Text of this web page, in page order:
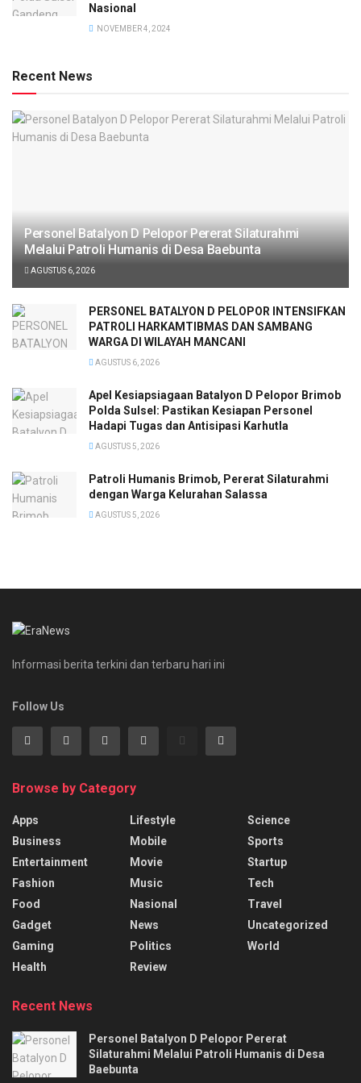
Nasional
NOVEMBER 4, 2024
Recent News
Personel Batalyon D Pelopor Pererat Silaturahmi
Melalui Patroli Humanis di Desa Baebunta
AGUSTUS 6, 2026
PERSONEL BATALYON D PELOPOR INTENSIFKAN
PATROLI HARKAMTIBMAS DAN SAMBANG
WARGA DI WILAYAH MANCANI
AGUSTUS 6, 2026
Apel Kesiapsiagaan Batalyon D Pelopor Brimob
Polda Sulsel: Pastikan Kesiapan Personel
Hadapi Tugas dan Antisipasi Karhutla
AGUSTUS 5, 2026
Patroli Humanis Brimob, Pererat Silaturahmi
dengan Warga Kelurahan Salassa
AGUSTUS 5, 2026
Informasi berita terkini dan terbaru hari ini
Follow Us
Browse by Category
Apps
Business
Entertainment
Fashion
Food
Gadget
Gaming
Health
Lifestyle
Mobile
Movie
Music
Nasional
News
Politics
Review
Science
Sports
Startup
Tech
Travel
Uncategorized
World
Recent News
Personel Batalyon D Pelopor Pererat
Silaturahmi Melalui Patroli Humanis di Desa
Baebunta